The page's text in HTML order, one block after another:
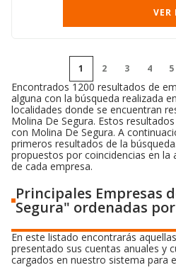
VER
1 2 3 4 5
Encontrados 1200 resultados de
alguna con la búsqueda realizada
localidades donde se encuentran
Molina De Segura. Estos
con Molina De Segura. A
primeros resultados de la
propuestos por coincidencias en la
de cada empresa.
Principales Empresas
Segura" ordenadas
En este listado encontrarás
presentado sus cuentas anuales y
cargados en nuestro sistema para